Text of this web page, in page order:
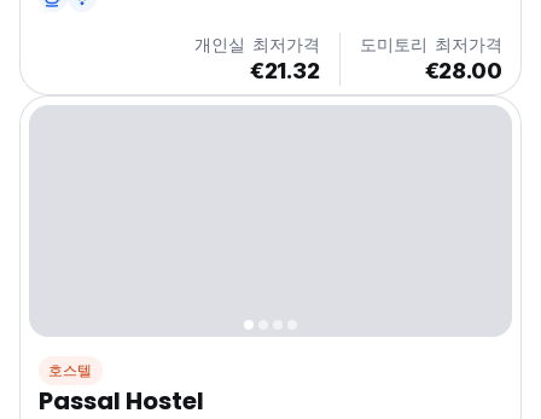
개인실 최저가격
€21.32
도미토리 최저가격
€28.00
호스텔
Passal Hostel